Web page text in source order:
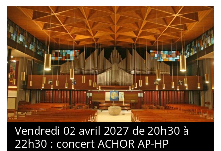
Vendredi 02 avril 2027 de 20h30 à
22h30 : concert ACHOR AP-HP